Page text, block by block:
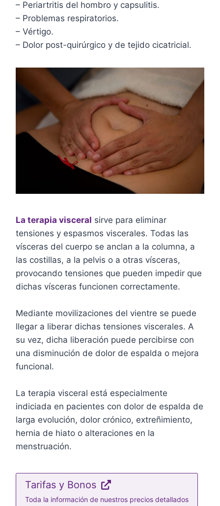
– Periartritis del hombro y capsulitis.
– Problemas respiratorios.
– Vértigo.
– Dolor post-quirúrgico y de tejido cicatricial.
La terapia visceral sirve para eliminar
tensiones y espasmos viscerales. Todas las
vísceras del cuerpo se anclan a la columna, a
las costillas, a la pelvis o a otras vísceras,
provocando tensiones que pueden impedir que
dichas vísceras funcionen correctamente.
Mediante movilizaciones del vientre se puede
llegar a liberar dichas tensiones viscerales. A
su vez, dicha liberación puede percibirse con
una disminución de dolor de espalda o mejora
funcional.
La terapia visceral está especialmente
indiciada en pacientes con dolor de espalda de
larga evolución, dolor crónico, extreñimiento,
hernia de hiato o alteraciones en la
menstruación.
Tarifas y Bonos
Toda la información de nuestros precios detallados